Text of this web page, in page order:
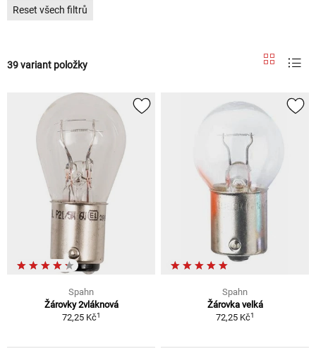
Reset všech filtrů
39 variant položky
Spahn
Žárovky 2vláknová
72,25 Kč1
Spahn
Žárovka velká
72,25 Kč1